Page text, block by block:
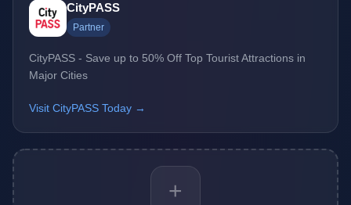
CityPASS
Partner
CityPASS - Save up to 50% Off Top Tourist Attractions in
Major Cities
Visit CityPASS Today →
+